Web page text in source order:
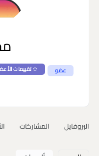
عضو تقييمات
البروفايل المشاركات